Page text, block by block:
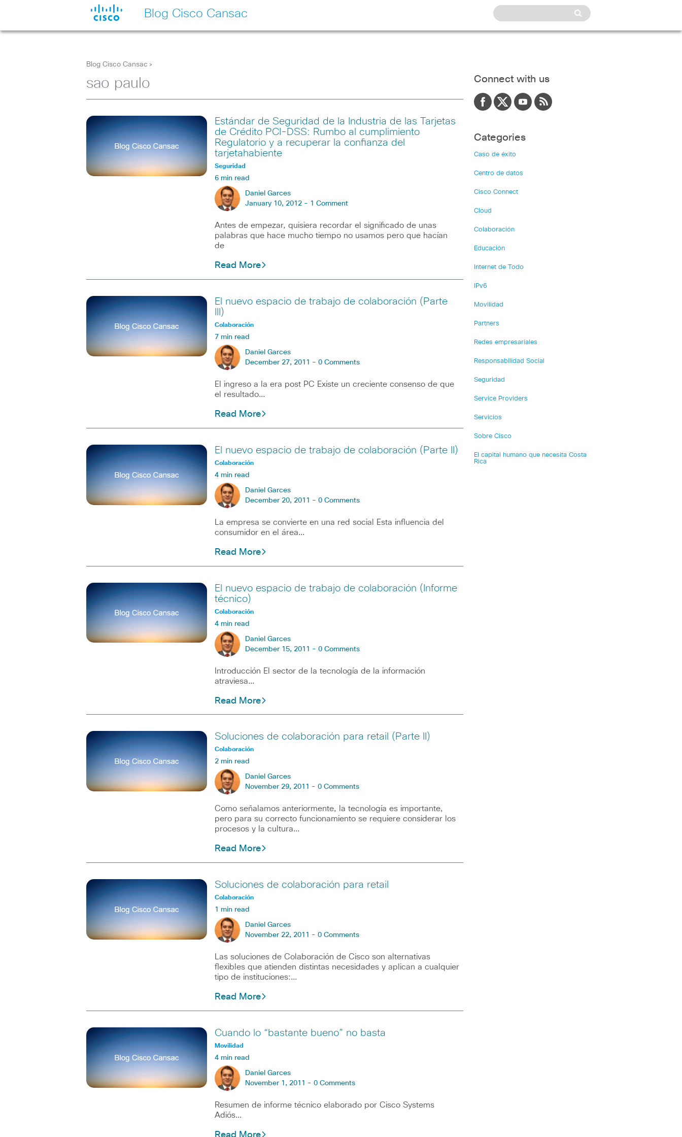
Blog Cisco Cansac
Blog Cisco Cansac >
sao paulo
Estándar de Seguridad de la Industria de las Tarjetas
de Crédito PCI-DSS: Rumbo al cumplimiento
Regulatorio y a recuperar la confianza del
tarjetahabiente
Seguridad
6 min read
Daniel Garces
January 10, 2012 - 1 Comment
Antes de empezar, quisiera recordar el significado de unas
palabras que hace mucho tiempo no usamos pero que hacían
de
Read More
El nuevo espacio de trabajo de colaboración (Parte
III)
Colaboración
7 min read
Daniel Garces
December 27, 2011 - 0 Comments
El ingreso a la era post PC Existe un creciente consenso de que
el resultado…
Read More
El nuevo espacio de trabajo de colaboración (Parte II)
Colaboración
4 min read
Daniel Garces
December 20, 2011 - 0 Comments
La empresa se convierte en una red social Esta influencia del
consumidor en el área…
Read More
El nuevo espacio de trabajo de colaboración (Informe
técnico)
Colaboración
4 min read
Daniel Garces
December 15, 2011 - 0 Comments
Introducción El sector de la tecnología de la información
atraviesa…
Read More
Soluciones de colaboración para retail (Parte II)
Colaboración
2 min read
Daniel Garces
November 29, 2011 - 0 Comments
Como señalamos anteriormente, la tecnología es importante,
pero para su correcto funcionamiento se requiere considerar los
procesos y la cultura…
Read More
Soluciones de colaboración para retail
Colaboración
1 min read
Daniel Garces
November 22, 2011 - 0 Comments
Las soluciones de Colaboración de Cisco son alternativas
flexibles que atienden distintas necesidades y aplican a cualquier
tipo de instituciones:…
Read More
Cuando lo “bastante bueno” no basta
Movilidad
4 min read
Daniel Garces
November 1, 2011 - 0 Comments
Resumen de informe técnico elaborado por Cisco Systems
Adiós…
Read More
Connect with us
Categories
Caso de éxito
Centro de datos
Cisco Connect
Cloud
Colaboración
Educación
Internet de Todo
IPv6
Movilidad
Partners
Redes empresariales
Responsabilidad Social
Seguridad
Service Providers
Servicios
Sobre Cisco
El capital humano que necesita Costa
Rica